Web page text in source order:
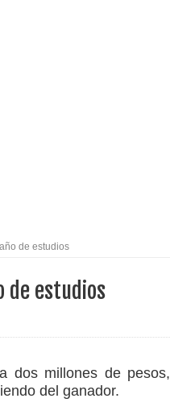
la
y coreana
en
por su
del
de estudios
de estudios
dos millones de pesos,
del ganador.